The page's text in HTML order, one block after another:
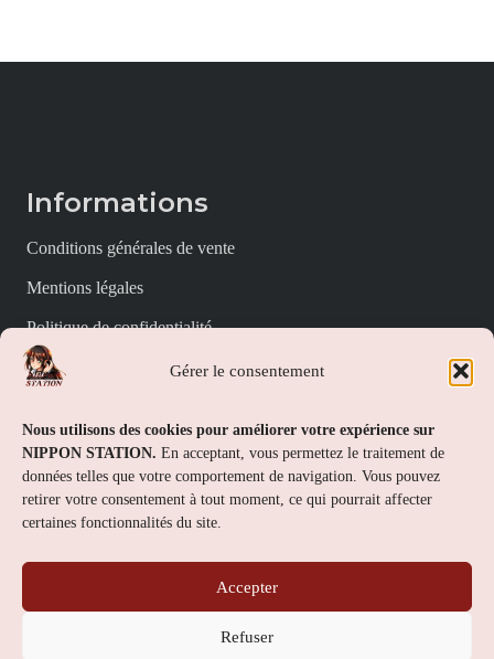
Gérer le consentement
Nous utilisons des cookies pour améliorer votre expérience sur
NIPPON STATION. En acceptant, vous permettez le traitement de
données telles que votre comportement de navigation. Vous pouvez
retirer votre consentement à tout moment, ce qui pourrait affecter
certaines fonctionnalités du site.
Accepter
Refuser
Informations
Conditions générales de vente
Mentions légales
Politique de confidentialité
Politique de cookies (UE)
Nippon Station
À propos
FAQs
Contact